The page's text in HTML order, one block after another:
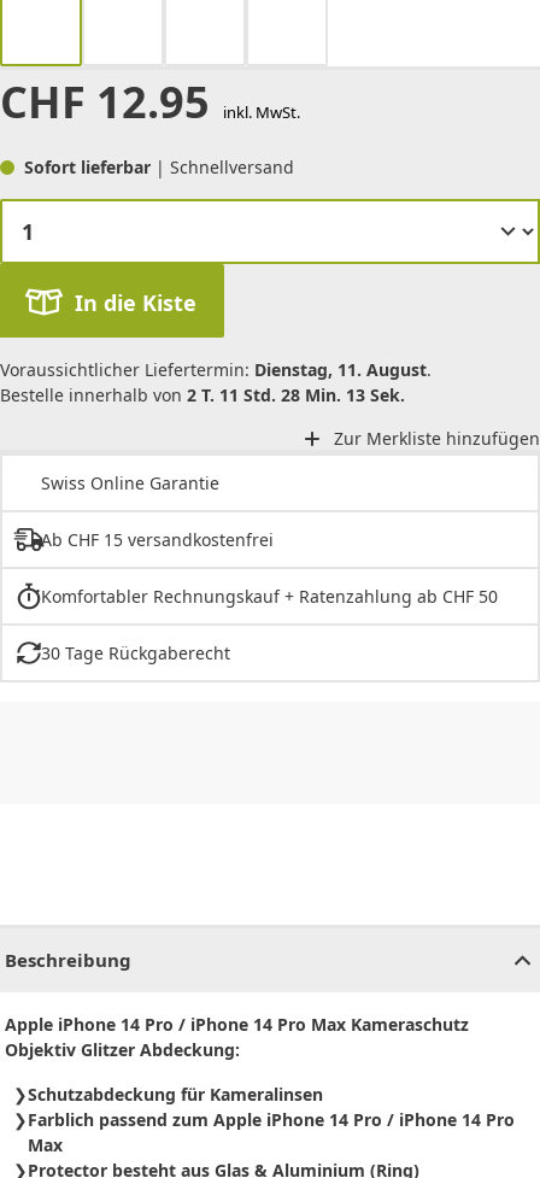
CHF 12.95 inkl. MwSt.
Sofort lieferbar | Schnellversand
In die Kiste
Voraussichtlicher Liefertermin: Dienstag, 11. August.
Bestelle innerhalb von 2 T. 11 Std. 28 Min. 13 Sek.
Zur Merkliste hinzufügen
Swiss Online Garantie
Ab CHF 15 versandkostenfrei
Komfortabler Rechnungskauf + Ratenzahlung ab CHF 50
30 Tage Rückgaberecht
Beschreibung
Apple iPhone 14 Pro / iPhone 14 Pro Max Kameraschutz
Objektiv Glitzer Abdeckung:
Schutzabdeckung für Kameralinsen
Farblich passend zum Apple iPhone 14 Pro / iPhone 14 Pro
Max
Protector besteht aus Glas & Aluminium (Ring)